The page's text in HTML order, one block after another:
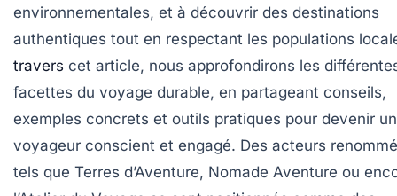
environnementales, et à découvrir des destinations
authentiques tout en respectant les populations
travers cet article, nous approfondirons les
facettes du voyage durable, en partageant conseils,
exemples concrets et outils pratiques pour devenir un
voyageur conscient et engagé. Des acteurs
tels que Terres d’Aventure, Nomade Aventure ou